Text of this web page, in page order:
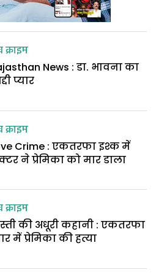
News : डा. भावना का
प्यार
Crime : एकतरफा इश्क में
ने प्रेमिका को मार डाला
की अधूरी कहानी : एकतरफा
में प्रेमिका की हत्या